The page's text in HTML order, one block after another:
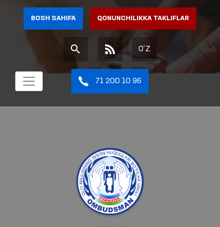
BOSH SAHIFA QONUNCHILIKKA TAKLIFLAR
O'Z
71 200 10 96